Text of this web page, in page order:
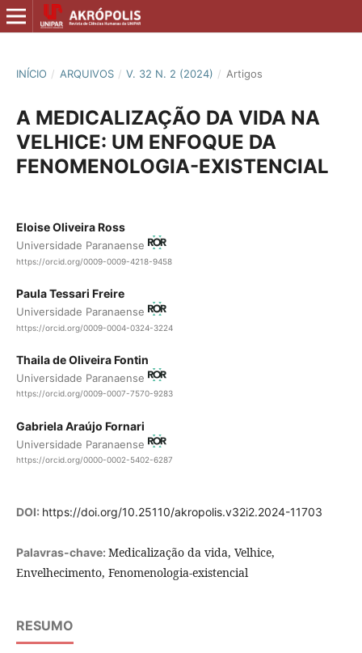
INÍCIO / ARQUIVOS / V. 32 N. 2 (2024) / Artigos
A MEDICALIZAÇÃO DA VIDA NA
VELHICE: UM ENFOQUE DA
FENOMENOLOGIA-EXISTENCIAL
Eloise Oliveira Ross
Universidade Paranaense
https://orcid.org/0009-0009-4218-9458
Paula Tessari Freire
Universidade Paranaense
https://orcid.org/0009-0004-0324-3224
Thaila de Oliveira Fontin
Universidade Paranaense
https://orcid.org/0009-0007-7570-9283
Gabriela Araújo Fornari
Universidade Paranaense
https://orcid.org/0000-0002-5402-6287
DOI: https://doi.org/10.25110/akropolis.v32i2.2024-11703
Palavras-chave: Medicalização da vida, Velhice,
Envelhecimento, Fenomenologia-existencial
RESUMO